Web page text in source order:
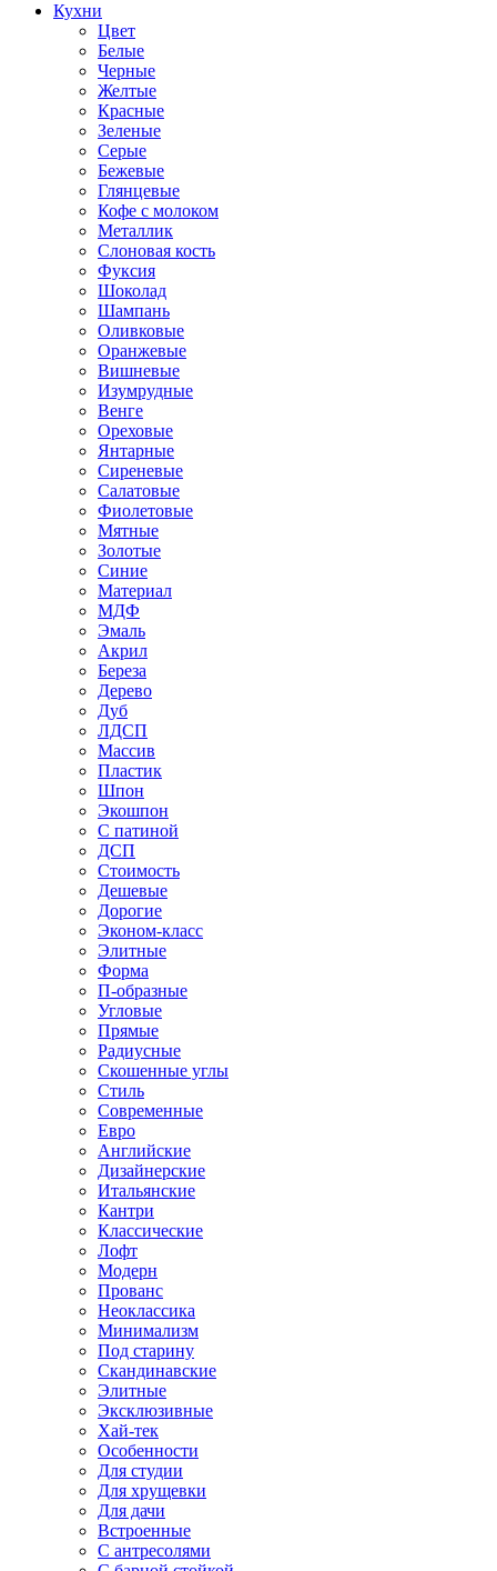
Кухни
Цвет
Белые
Черные
Желтые
Красные
Зеленые
Серые
Бежевые
Глянцевые
Кофе с молоком
Металлик
Слоновая кость
Фуксия
Шоколад
Шампань
Оливковые
Оранжевые
Вишневые
Изумрудные
Венге
Ореховые
Янтарные
Сиреневые
Салатовые
Фиолетовые
Мятные
Золотые
Синие
Материал
МДФ
Эмаль
Акрил
Береза
Дерево
Дуб
ЛДСП
Массив
Пластик
Шпон
Экошпон
С патиной
ДСП
Стоимость
Дешевые
Дорогие
Эконом-класс
Элитные
Форма
П-образные
Угловые
Прямые
Радиусные
Скошенные углы
Стиль
Современные
Евро
Английские
Дизайнерские
Итальянские
Кантри
Классические
Лофт
Модерн
Прованс
Неоклассика
Минимализм
Под старину
Скандинавские
Элитные
Эксклюзивные
Хай-тек
Особенности
Для студии
Для хрущевки
Для дачи
Встроенные
С антресолями